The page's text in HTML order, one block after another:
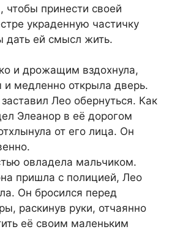
чтобы принести своей
украденную частичку
дать ей смысл жить.
и дрожащим вздохнула,
и медленно открыла дверь.
Лео обернуться. Как
Элеанор в её дорогом
от его лица. Он
овладела мальчиком.
пришла с полицией, Лео
Он бросился перед
раскинув руки, отчаянно
её своим маленьким